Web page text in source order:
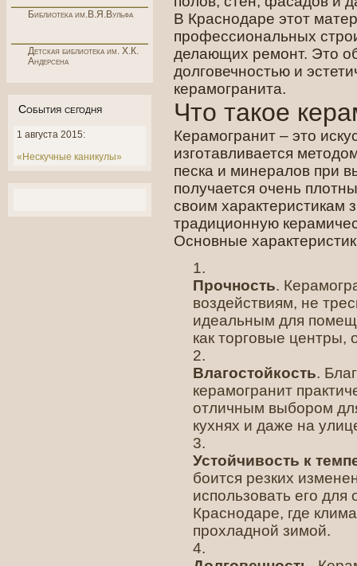
Библиотека им.В.Я.Вульфа
Детская библиотека им. Х.К.
Андерсена
События сегодня
1 августа 2015:
«Нескучные каникулы»
В Краснодаре этот
профессиональных
делающих ремонт. Это
долговечностью и
керамогранита.
Что такое
Керамогранит – это
изготавливается
песка и минералов при
получается очень
своим характеристикам
традиционную
Основные
Прочность.
воздействиям, не
идеальным для
как торговые
Влагостойкость.
керамогранит
отличным выбором
кухнях и даже на
Устойчивость к
боится резких
использовать его
Краснодаре, где
прохладной зимой.